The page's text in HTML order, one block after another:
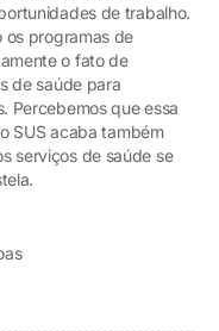
de trabalho.
os programas de
o fato de
de saúde para
Percebemos que essa
SUS acaba também
serviços de saúde se